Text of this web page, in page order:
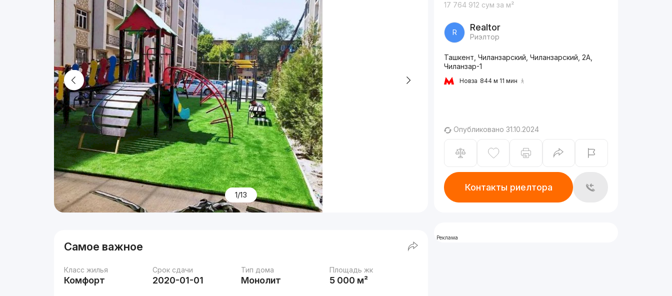
1/13
Самое важное
Класс жилья
Комфорт
Срок сдачи
2020-01-01
Тип дома
Монолит
Площадь жк
5 000 м²
17 764 912 сум за м²
R Realtor
Риэлтор
Ташкент, Чиланзарский, Чиланзарский, 2А,
Чиланзар-1
Новза 844 м 11 мин
Опубликовано 31.10.2024
Контакты риелтора
Реклама